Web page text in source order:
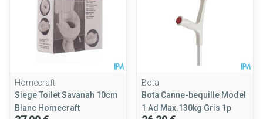
Homecraft
Siege Toilet Savanah 10cm
Blanc Homecraft
Bota
Bota Canne-bequille Model
1 Ad Max.130kg Gris 1p